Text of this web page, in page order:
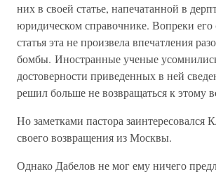
них в своей статье, напечатанной в
юридическом справочнике. Вопреки
статья эта не произвела впечатления
бомбы. Иностранные ученые
достоверности приведенных в ней
решил больше не возвращаться к этому
Но заметками пастора заинтересовался
своего возвращения из Москвы.
Однако Дабелов не мог ему ничего